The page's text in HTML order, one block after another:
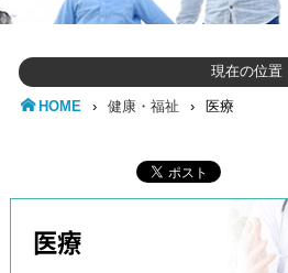
現在の位置
HOME › 健康・福祉 › 医療
医療